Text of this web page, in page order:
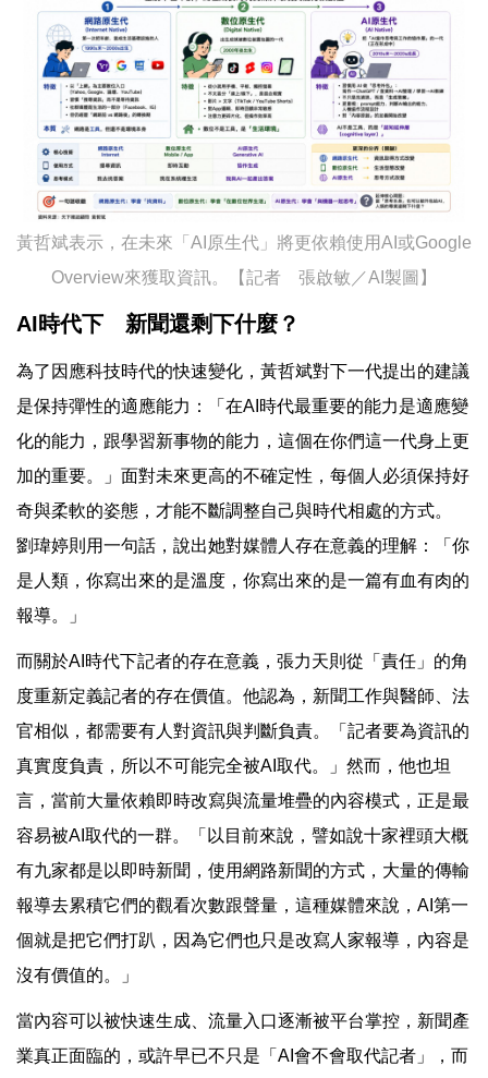
黃哲斌表示，在未來「AI原生代」將更依賴使用AI或Google
Overview來獲取資訊。【記者 張啟敏／AI製圖】
AI時代下 新聞還剩下什麼？
為了因應科技時代的快速變化，黃哲斌對下一代提出的建議
是保持彈性的適應能力：「在AI時代最重要的能力是適應變
化的能力，跟學習新事物的能力，這個在你們這一代身上更
加的重要。」面對未來更高的不確定性，每個人必須保持好
奇與柔軟的姿態，才能不斷調整自己與時代相處的方式。
劉瑋婷則用一句話，說出她對媒體人存在意義的理解：「你
是人類，你寫出來的是溫度，你寫出來的是一篇有血有肉的
報導。」
而關於AI時代下記者的存在意義，張力天則從「責任」的角
度重新定義記者的存在價值。他認為，新聞工作與醫師、法
官相似，都需要有人對資訊與判斷負責。「記者要為資訊的
真實度負責，所以不可能完全被AI取代。」然而，他也坦
言，當前大量依賴即時改寫與流量堆疊的內容模式，正是最
容易被AI取代的一群。「以目前來說，譬如說十家裡頭大概
有九家都是以即時新聞，使用網路新聞的方式，大量的傳輸
報導去累積它們的觀看次數跟聲量，這種媒體來說，AI第一
個就是把它們打趴，因為它們也只是改寫人家報導，內容是
沒有價值的。」
當內容可以被快速生成、流量入口逐漸被平台掌控，新聞產
業真正面臨的，或許早已不只是「AI會不會取代記者」，而